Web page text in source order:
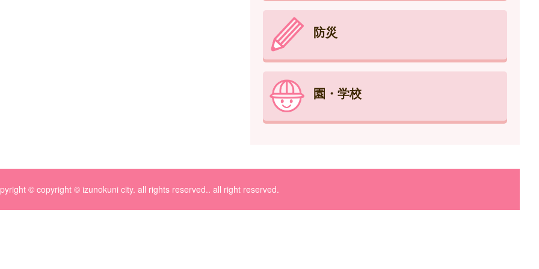
防災
園・学校
© copyright © izunokuni city. all rights reserved.. all right reserved.